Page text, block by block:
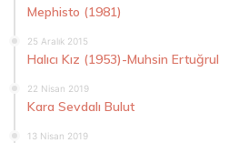
Mephisto (1981)
25 Aralık 2015
Halıcı Kız (1953)-Muhsin Ertuğrul
22 Nisan 2019
Kara Sevdalı Bulut
13 Nisan 2019